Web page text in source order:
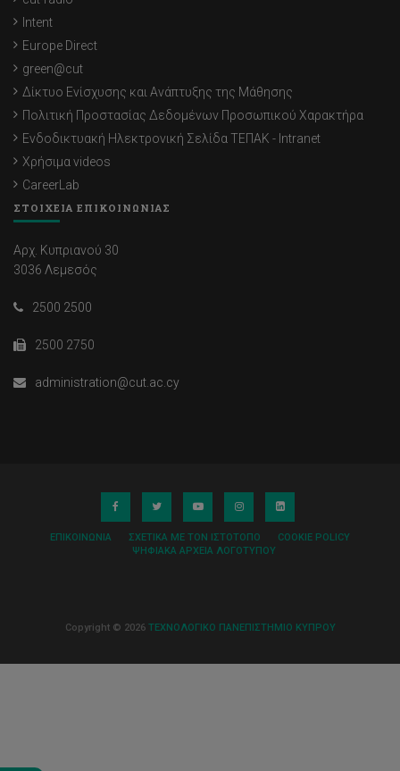
Intent
Europe Direct
green@cut
Δίκτυο Ενίσχυσης και Ανάπτυξης της Μάθησης
Πολιτική Προστασίας Δεδομένων Προσωπικού Χαρακτήρα
Ενδοδικτυακή Ηλεκτρονική Σελίδα ΤΕΠΑΚ - Intranet
Χρήσιμα videos
CareerLab
ΣΤΟΙΧΕΙΑ ΕΠΙΚΟΙΝΩΝΙΑΣ
Αρχ. Κυπριανού 30
3036 Λεμεσός
2500 2500
2500 2750
administration@cut.ac.cy
ΕΠΙΚΟΙΝΩΝΊΑ ΣΧΕΤΙΚΆ ΜΕ ΤΟΝ ΙΣΤΌΤΟΠΟ
COOKIE POLICY
ΨΗΦΙΑΚΆ ΑΡΧΕΊΑ ΛΟΓΌΤΥΠΟΥ
Copyright © 2026 ΤΕΧΝΟΛΟΓΙΚΟ ΠΑΝΕΠΙΣΤΗΜΙΟ ΚΥΠΡΟΥ